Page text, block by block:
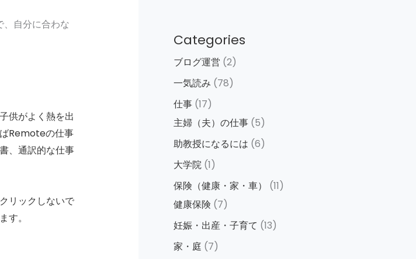
、自分に合わな
供がよく熱を出
Remoteの仕事
、通訳的な仕事
リックしないで
す。
Categories
ブログ運営 (2)
一気読み (78)
仕事(17)
主婦（夫）の仕事(5)
助教授になるには (6)
大学院(1)
保険（健康・家・車）
(11)
健康保険 (7)
妊娠・出産・子育て (13)
家・庭 (7)